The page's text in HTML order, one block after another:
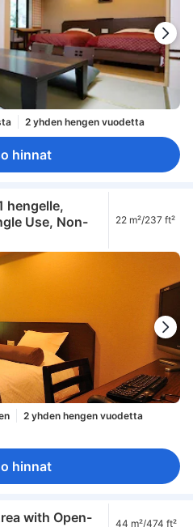
2 yhden hengen vuodetta
hinnat
hengelle,
Use, Non-
22 m²/237 ft²
2 yhden hengen vuodetta
hinnat
with Open-
44 m²/474 ft²